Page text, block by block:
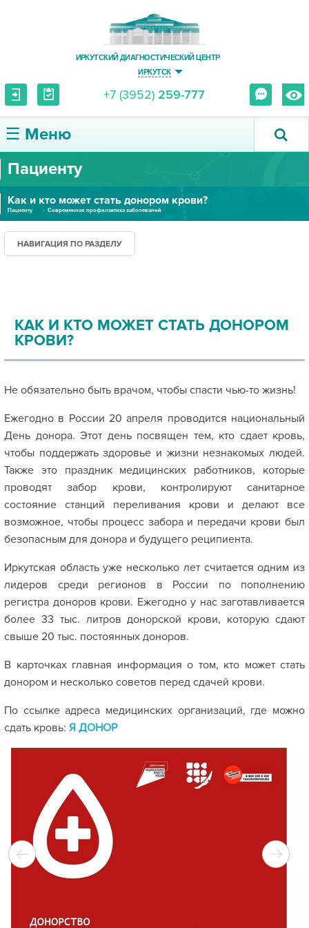
ИРКУТСКИЙ ДИАГНОСТИЧЕСКИЙ ЦЕНТР
ИРКУТСК
+7 (3952) 259-777
☰ Меню
О ЦЕНТРЕ
УСЛУГИ И ЦЕНЫ
ПАЦИЕНТУ
Пациенту
Как и кто может стать донором крови?
Пациенту Современная профилактика заболеваний
НАВИГАЦИЯ ПО РАЗДЕЛУ
КАК И КТО МОЖЕТ СТАТЬ ДОНОРОМ
КРОВИ?
Не обязательно быть врачом, чтобы спасти чью-то жизнь!
Ежегодно в России 20 апреля проводится национальный
День донора. Этот день посвящен тем, кто сдает кровь,
чтобы поддержать здоровье и жизни незнакомых людей.
Также это праздник медицинских работников, которые
проводят забор крови, контролируют санитарное
состояние станций переливания крови и делают все
возможное, чтобы процесс забора и передачи крови был
безопасным для донора и будущего реципиента.
Иркутская область уже несколько лет считается одним из
лидеров среди регионов в России по пополнению
регистра доноров крови. Ежегодно у нас заготавливается
более 33 тыс. литров донорской крови, которую сдают
свыше 20 тыс. постоянных доноров.
В карточках главная информация о том, кто может стать
донором и несколько советов перед сдачей крови.
По ссылке адреса медицинских организаций, где можно
сдать кровь: Я ДОНОР